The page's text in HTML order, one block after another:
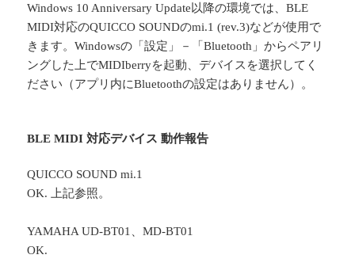
Windows 10 Anniversary Update以降の環境では、BLE
MIDI対応のQUICCO SOUNDのmi.1 (rev.3)などが使用で
きます。Windowsの「設定」－「Bluetooth」からペアリ
ングした上でMIDIberryを起動、デバイスを選択してく
ださい（アプリ内にBluetoothの設定はありません）。
BLE MIDI 対応デバイス 動作報告
QUICCO SOUND mi.1
OK. 上記参照。
YAMAHA UD-BT01、MD-BT01
OK.